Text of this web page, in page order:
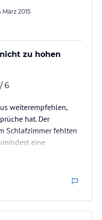
März 2015
zu hohen
/ 6
weiterempfehlen,
hat. Der
Schlafzimmer fehlten
eine
eine beleuchtete
ziemlich hell war
war ausreichend
gewesen, wenn sowas
CD Spieler noch